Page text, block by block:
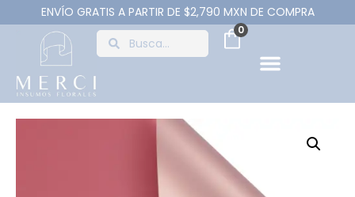
ENVÍO GRATIS A PARTIR DE $2,790 MXN DE COMPRA
0